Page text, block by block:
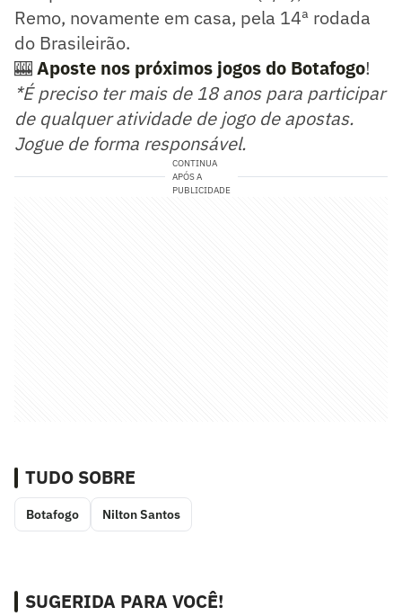
Remo, novamente em casa, pela 14ª rodada
do Brasileirão.
🎰Aposte nos próximos jogos do Botafogo!
*É preciso ter mais de 18 anos para participar
de qualquer atividade de jogo de apostas.
Jogue de forma responsável.
CONTINUA
APÓS A
PUBLICIDADE
TUDO SOBRE
Botafogo Nilton Santos
SUGERIDA PARA VOCÊ!